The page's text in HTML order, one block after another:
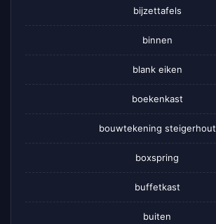
bijzettafels
binnen
blank eiken
boekenkast
bouwtekening steigerhout
boxspring
buffetkast
buiten